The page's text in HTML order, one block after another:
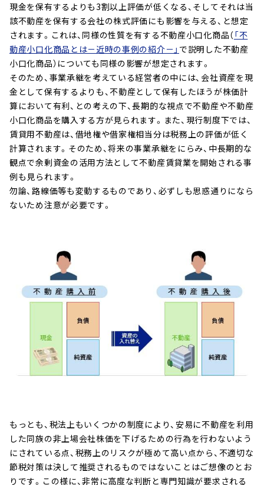
現金を保有するよりも3割以上評価が低くなる、そしてそれは当
該不動産を保有する会社の株式評価にも影響を与える、と想定
されます。これは、同様の性質を有する不動産小口化商品（「不
動産小口化商品とは－近時の事例の紹介－」 で説明した不動産
小口化商品）についても同様の影響が想定されます。
そのため、事業承継を考えている経営者の中には、会社資産を現
金として保有するよりも、不動産として保有したほうが株価計
算において有利、との考えの下、長期的な視点で不動産や不動産
小口化商品を購入する方が見られます。また、現行制度下では、
賃貸用不動産は、借地権や借家権相当分は税務上の評価が低く
計算されます。そのため、将来の事業承継をにらみ、中長期的な
観点で余剰資金の活用方法として不動産賃貸業を開始される事
例も見られます。
勿論、路線価等も変動するものであり、必ずしも思惑通りになら
ないため注意が必要です。
もっとも、税法上もいくつかの制度により、安易に不動産を利用
した同族の非上場会社株価を下げるための行為を行わないよう
にされている点、税務上のリスクが極めて高い点から、不適切な
節税対策は決して推奨されるものではないことはご想像のとお
りです。この様に、非常に高度な判断と専門知識が要求される